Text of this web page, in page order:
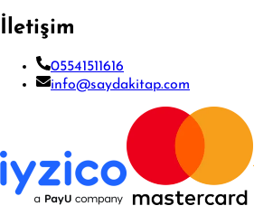
İletişim
05541511616
info@saydakitap.com